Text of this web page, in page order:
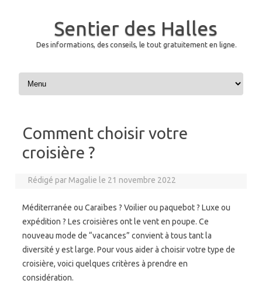
Sentier des Halles
Des informations, des conseils, le tout gratuitement en ligne.
Skip to content
Comment choisir votre
croisière ?
Rédigé par Magalie le 21 novembre 2022
Méditerranée ou Caraïbes ? Voilier ou paquebot ? Luxe ou
expédition ? Les croisières ont le vent en poupe. Ce
nouveau mode de “vacances” convient à tous tant la
diversité y est large. Pour vous aider à choisir votre type de
croisière, voici quelques critères à prendre en
considération.